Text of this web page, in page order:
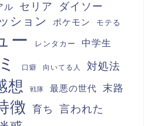
ル セリア
ダイソー
ション ポケモン モテる
ー レンタカー 中学生
口癖 向いてる人 対処法
想 戦隊 最悪の世代 末路
徴 育ち 言われた